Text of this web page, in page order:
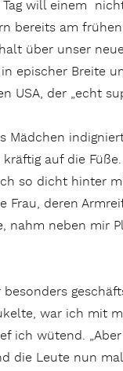
will einem
bereits am
über unser
epischer Breite
USA, der „echt
auf die
so dicht hinter
Frau, deren
nahm neben mir
war ich mit
ich wütend.
die Leute nun